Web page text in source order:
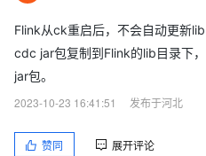
Flink从ck重启后，不会自动更新
cdc jar包复制到Flink的lib目录下
jar包。
2023-10-23 16:41:51
发布于河北
赞同 展开评论